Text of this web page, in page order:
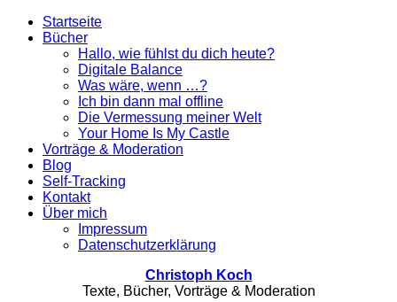
Startseite
Bücher
Hallo, wie fühlst du dich heute?
Digitale Balance
Was wäre, wenn …?
Ich bin dann mal offline
Die Vermessung meiner Welt
Your Home Is My Castle
Vorträge & Moderation
Blog
Self-Tracking
Kontakt
Über mich
Impressum
Datenschutzerklärung
Christoph Koch
Texte, Bücher, Vorträge & Moderation